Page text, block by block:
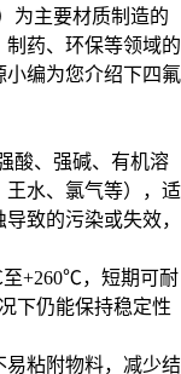
为主要材质制造的
药、环保等领域的
小编为您介绍下四氟
酸、强碱、有机溶
王水、氯气等），适
致的污染或失效，
+260℃，短期可耐
下仍能保持稳定性
粘附物料，减少结